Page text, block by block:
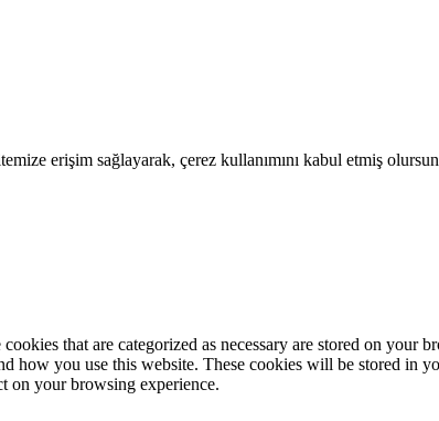
erişim sağlayarak, çerez kullanımını kabul etmiş
that are categorized as necessary are stored on your
how you use this website. These cookies will be stored in
on your browsing experience.